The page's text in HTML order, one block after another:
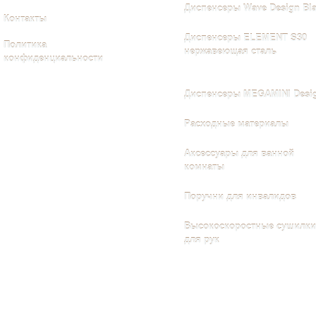
Контакты
Политика
конфиденциальности
Диспенсеры Wave Design
Диспенсеры ELEMENT S30
нержавеющая сталь
Диспенсеры MEGAMINI
Расходные материалы
Аксессуары для ванной
комнаты
Поручни для инвалидов
Высокоскоростные сушилки
для рук